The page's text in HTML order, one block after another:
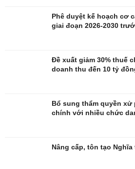
Phê duyệt kế hoạch cơ
giai đoạn 2026-2030
Đề xuất giảm 30% thuế
doanh thu đến 10 tỷ
Bổ sung thẩm quyền xử
chính với nhiều chức
Nâng cấp, tôn tạo